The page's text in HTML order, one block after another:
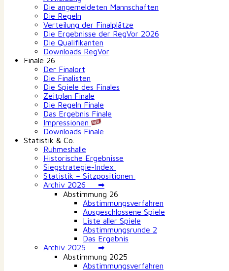
Die angemeldeten Mannschaften
Die Regeln
Verteilung der Finalplätze
Die Ergebnisse der RegVor 2026
Die Qualifikanten
Downloads RegVor
Finale 26
Der Finalort
Die Finalisten
Die Spiele des Finales
Zeitplan Finale
Die Regeln Finale
Das Ergebnis Finale
Impressionen
Downloads Finale
Statistik & Co.
Ruhmeshalle
Historische Ergebnisse
Siegstrategie-Index
Statistik – Sitzpositionen
Archiv 2026 ➡
Abstimmung 26
Abstimmungsverfahren
Ausgeschlossene Spiele
Liste aller Spiele
Abstimmungsrunde 2
Das Ergebnis
Archiv 2025 ➡
Abstimmung 2025
Abstimmungsverfahren